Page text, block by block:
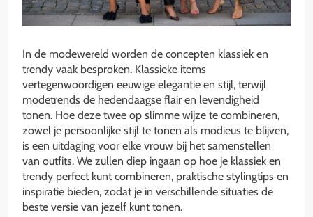
In de modewereld worden de concepten klassiek en
trendy vaak besproken. Klassieke items
vertegenwoordigen eeuwige elegantie en stijl, terwijl
modetrends de hedendaagse flair en levendigheid
tonen. Hoe deze twee op slimme wijze te combineren,
zowel je persoonlijke stijl te tonen als modieus te blijven,
is een uitdaging voor elke vrouw bij het samenstellen
van outfits. We zullen diep ingaan op hoe je klassiek en
trendy perfect kunt combineren, praktische stylingtips en
inspiratie bieden, zodat je in verschillende situaties de
beste versie van jezelf kunt tonen.